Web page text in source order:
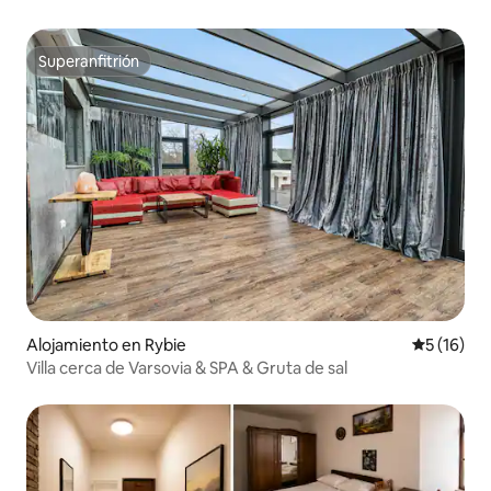
Superanfitrión
Superanfitrión
Alojamiento en Rybie
5 (16)
Villa cerca de Varsovia & SPA & Gruta de sal